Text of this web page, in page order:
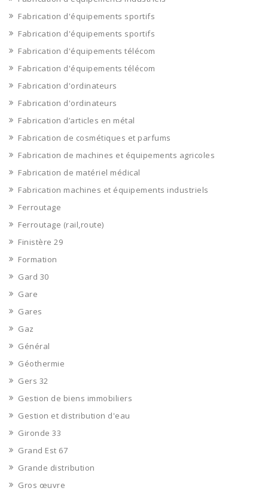
Fabrication d'équipements sportifs
Fabrication d'équipements sportifs
Fabrication d'équipements télécom
Fabrication d'équipements télécom
Fabrication d'ordinateurs
Fabrication d'ordinateurs
Fabrication d’articles en métal
Fabrication de cosmétiques et parfums
Fabrication de machines et équipements agricoles
Fabrication de matériel médical
Fabrication machines et équipements industriels
Ferroutage
Ferroutage (rail,route)
Finistère 29
Formation
Gard 30
Gare
Gares
Gaz
Général
Géothermie
Gers 32
Gestion de biens immobiliers
Gestion et distribution d'eau
Gironde 33
Grand Est 67
Grande distribution
Gros œuvre